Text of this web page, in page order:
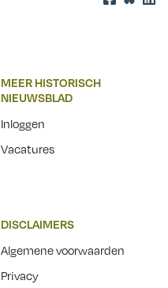
MEER HISTORISCH
NIEUWSBLAD
Inloggen
Vacatures
DISCLAIMERS
Algemene voorwaarden
Privacy